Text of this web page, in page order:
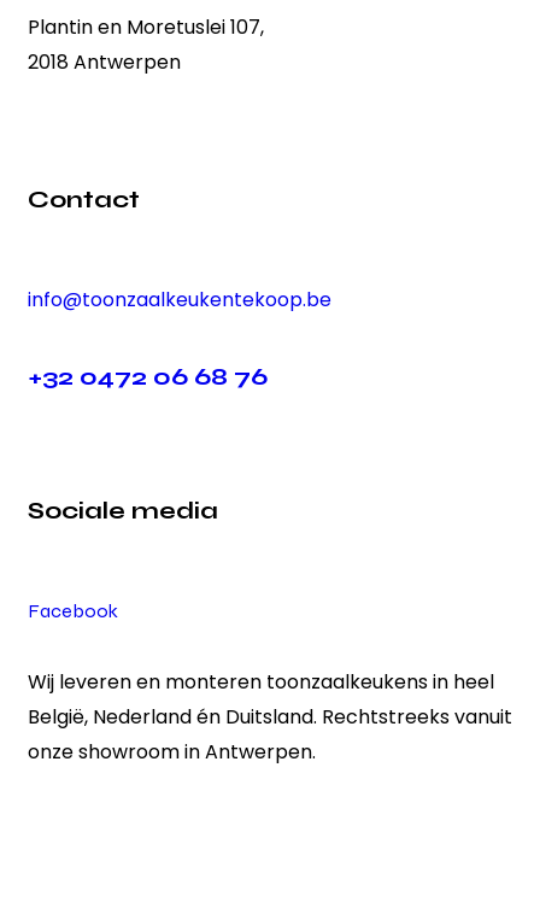
Plantin en Moretuslei 107,
2018 Antwerpen
Contact
info@toonzaalkeukentekoop.be
+32 0472 06 68 76
Sociale media
Facebook
Wij leveren en monteren toonzaalkeukens in heel
België, Nederland én Duitsland. Rechtstreeks vanuit
onze showroom in Antwerpen.